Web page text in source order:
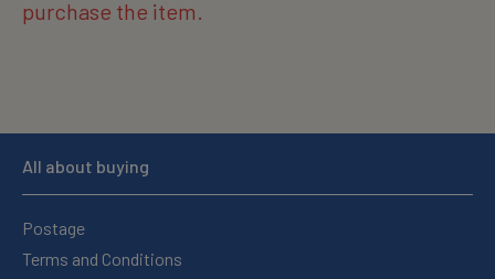
purchase the item.
All about buying
Postage
Terms and Conditions